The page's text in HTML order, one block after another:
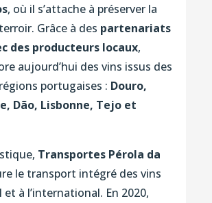
, où il s’attache à préserver la
Grâce à des partenariats
des producteurs locaux,
aujourd’hui des vins issus des
portugaises : Douro,
Dão, Lisbonne, Tejo et
Transportes Pérola da
le transport intégré des vins
à l’international. En 2020,